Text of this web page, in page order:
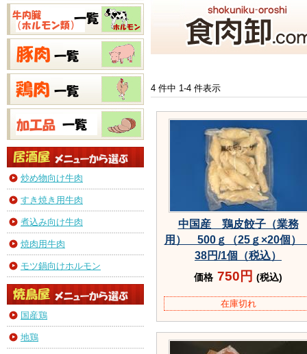
炒め物向け牛肉
すき焼き用牛肉
煮込み向け牛肉
焼肉用牛肉
モツ鍋向けホルモン
国産鶏
地鶏
4 件中 1-4 件表示
中国産 鶏皮餃子（業務
用） 500ｇ（25ｇ×20個
38円/1個（税込）
価格 750円 (税込)
在庫切れ